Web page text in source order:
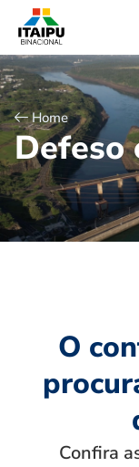
Home
Defeso
O
Confira